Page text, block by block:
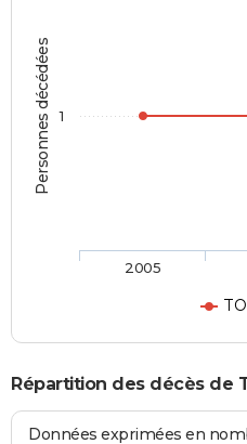
Personnes décédées
2005
1
Répartition des décès de
Données exprimées en